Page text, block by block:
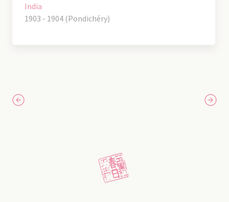
India
1903 - 1904 (Pondichéry)